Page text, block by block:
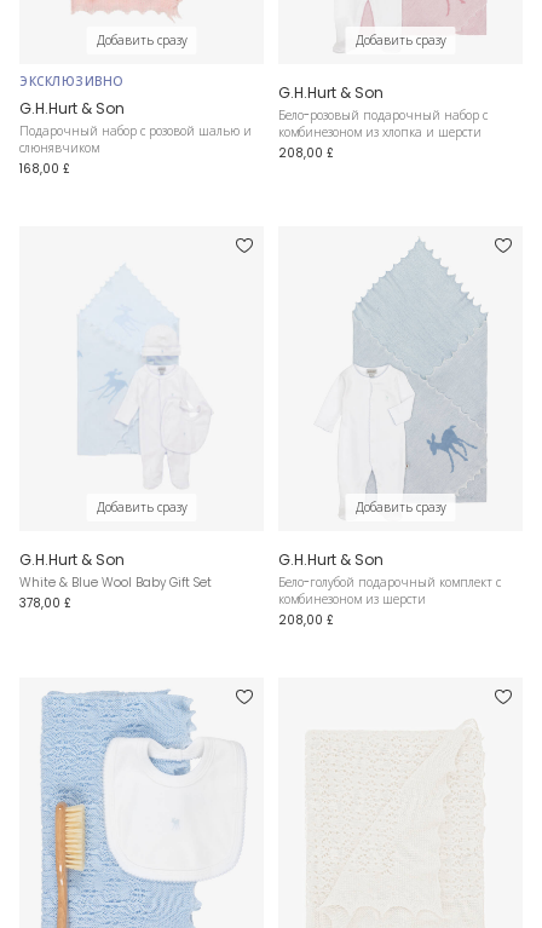
Добавить сразу
ЭКСКЛЮЗИВНО
G.H.Hurt & Son
Подарочный набор с розовой шалью и
слюнявчиком
168,00 £
Добавить сразу
G.H.Hurt & Son
Бело-розовый подарочный набор с
комбинезоном из хлопка и шерсти
208,00 £
Добавить сразу
G.H.Hurt & Son
White & Blue Wool Baby Gift Set
378,00 £
Добавить сразу
G.H.Hurt & Son
Бело-голубой подарочный комплект с
комбинезоном из шерсти
208,00 £